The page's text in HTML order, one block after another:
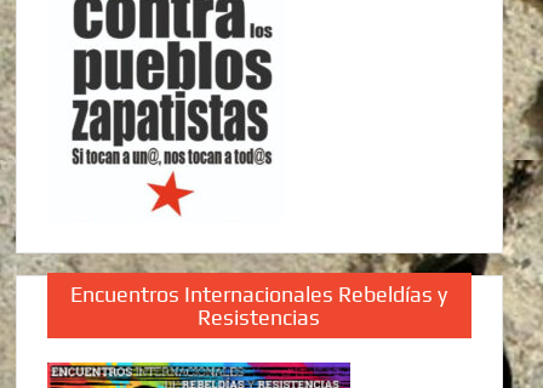
Encuentros Internacionales Rebeldías y
Resistencias